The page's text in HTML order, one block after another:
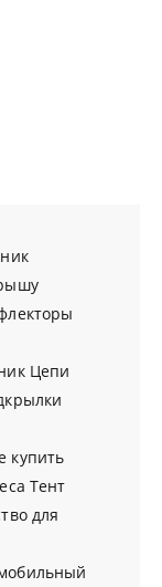
Цепи
купить
Тент
для